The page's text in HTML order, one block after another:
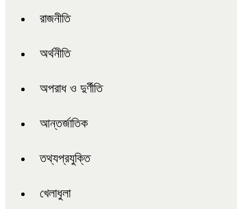
রাজনীতি
অর্থনীতি
অপরাধ ও দুর্ণীতি
আন্তর্জাতিক
তথ্যপ্রযুক্তি
খেলাধুলা